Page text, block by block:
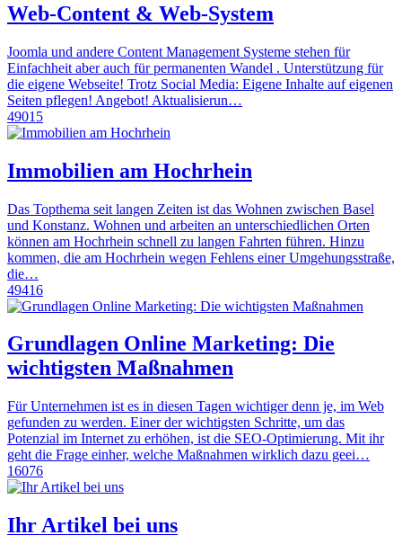
Web-Content & Web-System
Joomla und andere Content Management Systeme stehen für
Einfachheit aber auch für permanenten Wandel . Unterstützung für
die eigene Webseite! Trotz Social Media: Eigene Inhalte auf eigenen
Seiten pflegen! Angebot! Aktualisierun…
49015
Immobilien am Hochrhein
Das Topthema seit langen Zeiten ist das Wohnen zwischen Basel
und Konstanz. Wohnen und arbeiten an unterschiedlichen Orten
können am Hochrhein schnell zu langen Fahrten führen. Hinzu
kommen, die am Hochrhein wegen Fehlens einer Umgehungsstraße,
die…
49416
Grundlagen Online Marketing: Die
wichtigsten Maßnahmen
Für Unternehmen ist es in diesen Tagen wichtiger denn je, im Web
gefunden zu werden. Einer der wichtigsten Schritte, um das
Potenzial im Internet zu erhöhen, ist die SEO-Optimierung. Mit ihr
geht die Frage einher, welche Maßnahmen wirklich dazu geei…
16076
Ihr Artikel bei uns